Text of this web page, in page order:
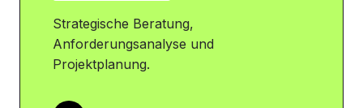
Strategische Beratung,
Anforderungsanalyse und
Projektplanung.